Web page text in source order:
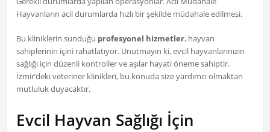
Hayvanların acil durumlarda hızlı bir şekilde müdahale edilmesi.
Bu kliniklerin sunduğu profesyonel hizmetler, hayvan
sahiplerinin içini rahatlatıyor. Unutmayın ki, evcil hayvanlarınızın
sağlığı için düzenli kontroller ve aşılar hayati öneme sahiptir.
İzmir’deki veteriner klinikleri, bu konuda size yardımcı olmaktan
mutluluk duyacaktır.
Evcil Hayvan Sağlığı İçin